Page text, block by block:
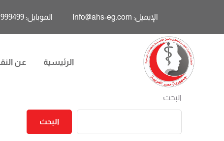
الإيميل: Info@ahs-eg.com الموبايل: 01011999499
الرئيسية عن
البحث
البحث